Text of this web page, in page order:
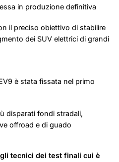
in produzione definitiva
il preciso obiettivo di stabilire
dei SUV elettrici di grandi
è stata fissata nel primo
disparati fondi stradali,
offroad e di guado
tecnici dei test finali cui è